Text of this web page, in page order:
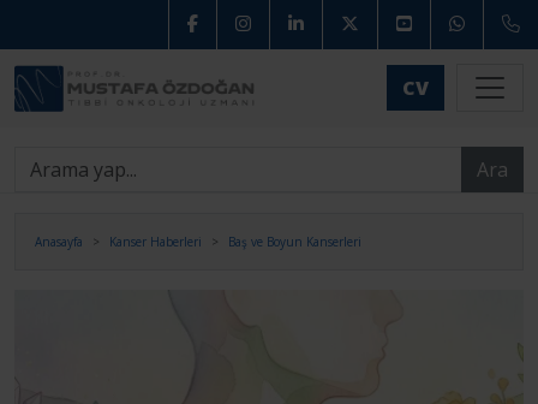
CV
Ara
Anasayfa Kanser Haberleri Baş ve Boyun Kanserleri